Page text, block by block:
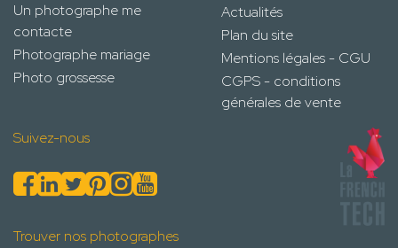
Un photographe me
contacte
Photographe mariage
Photo grossesse
Actualités
Plan du site
Mentions légales - CGU
CGPS - conditions
générales de vente
Suivez-nous
Trouver nos photographes